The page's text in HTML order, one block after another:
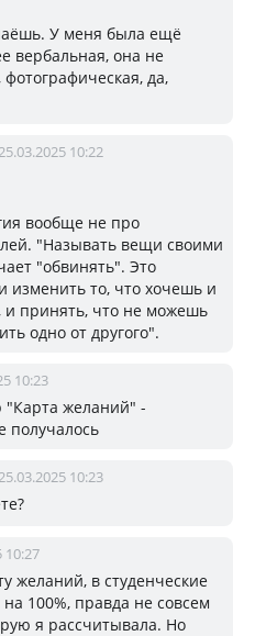
У меня была ещё
вербальная, она не
да,
10:22
вообще не про
"Называть вещи своими
"обвинять". Это
изменить то, что хочешь и
принять, что не можешь
одно от другого".
10:23
желаний" -
получалось
10:23
10:27
желаний, в студенческие
100%, правда не совсем
я рассчитывала. Но